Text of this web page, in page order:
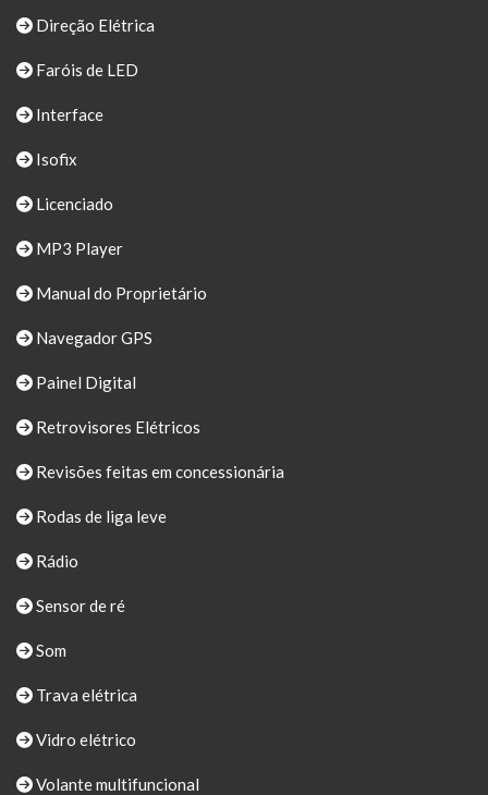
Direção Elétrica
Faróis de LED
Interface
Isofix
Licenciado
MP3 Player
Manual do Proprietário
Navegador GPS
Painel Digital
Retrovisores Elétricos
Revisões feitas em concessionária
Rodas de liga leve
Rádio
Sensor de ré
Som
Trava elétrica
Vidro elétrico
Volante multifuncional